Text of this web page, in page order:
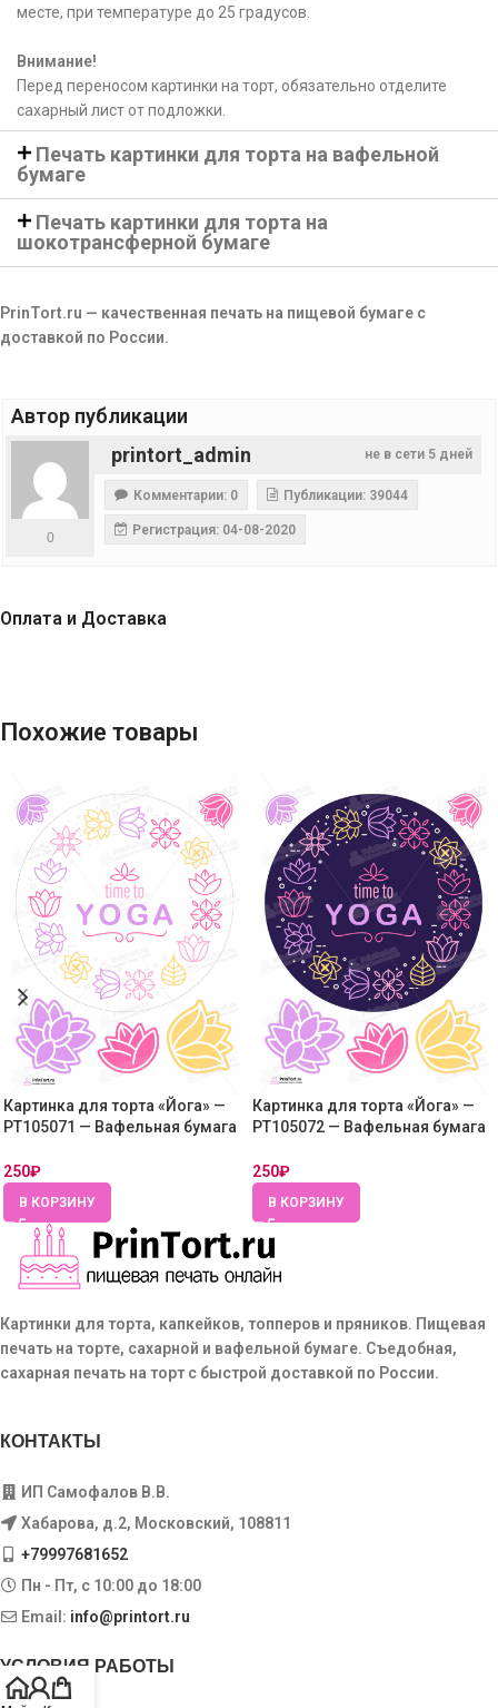
месте, при температуре до 25 градусов.
Внимание!
Перед переносом картинки на торт, обязательно отделите
сахарный лист от подложки.
Печать картинки для торта на вафельной
бумаге
Печать картинки для торта на
шокотрансферной бумаге
PrinTort.ru — качественная печать на пищевой бумаге с
доставкой по России.
Автор публикации
не в сети 5 дней
printort_admin
0
Комментарии: 0 Публикации: 39044
Регистрация: 04-08-2020
Оплата и Доставка
Похожие товары
Картинка для торта «Йога» —
PT105071 — Вафельная бумага
250₽
В КОРЗИНУ
Картинка для торта «Йога» —
PT105072 — Вафельная бумага
250₽
В КОРЗИНУ
Картинки для торта, капкейков, топперов и пряников. Пищевая
печать на торте, сахарной и вафельной бумаге. Съедобная,
сахарная печать на торт с быстрой доставкой по России.
КОНТАКТЫ
ИП Самофалов В.В.
Хабарова, д.2, Московский, 108811
+79997681652
Пн - Пт, с 10:00 до 18:00
Email: info@printort.ru
УСЛОВИЯ РАБОТЫ